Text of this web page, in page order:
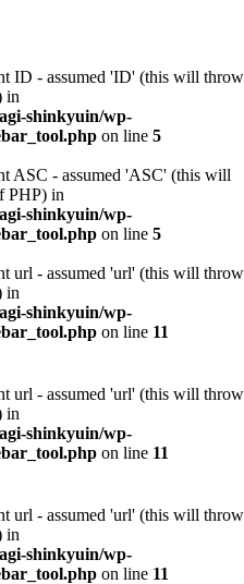
ID - assumed 'ID' (this will throw
in
shinkyuin/wp-
on line 5
ASC - assumed 'ASC' (this will
PHP) in
shinkyuin/wp-
on line 5
url - assumed 'url' (this will throw
in
shinkyuin/wp-
on line 11
url - assumed 'url' (this will throw
in
shinkyuin/wp-
on line 11
url - assumed 'url' (this will throw
in
shinkyuin/wp-
on line 11